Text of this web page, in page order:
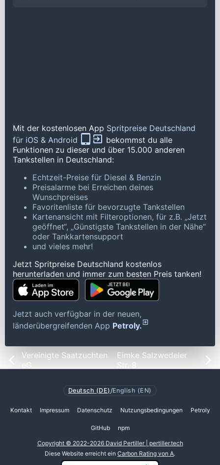
Mit der kostenlosen App Spritpreise Deutschland
für iOS & Android
bekommst du alle
Funktionen zu dieser und über 15.000 anderen
Tankstellen in Deutschland:
Echtzeit-Preise für Diesel & Benzin
Preisalarme bei Erreichen deines
Wunschpreises
Favoritenliste für bevorzugte Tankstellen
Kartenansicht mit Filteroptionen, für z.B. „Jetzt
geöffnet“, „Günstigste Tankstellen in der Nähe“
oder Tankkartensupport
und vieles mehr!
Jetzt Spritpreise Deutschland kostenlos
herunterladen und immer zum besten Preis tanken!
Jetzt auch verfügbar in der neuen,
länderübergreifenden App Petroly.
Vereinigte Saatzuchten
eG
Eimke Salzwedeler
Str. 8
Deutsch (DE) /English (EN)
Kontakt Impressum Datenschutz Nutzungsbedingungen Petroly
GitHub npm
Copyright © 2022-2026 David Pertiller | pertiller.tech
Diese Website erreicht ein Carbon Rating von A.